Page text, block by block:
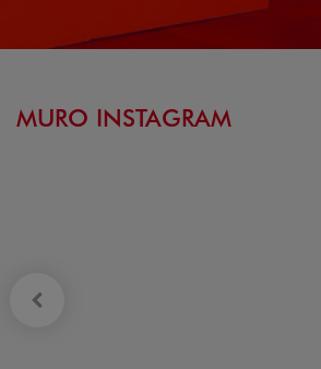
MURO INSTAGRAM